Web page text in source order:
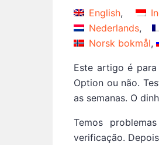
English
Nederlands
Norsk bokmål
Este artigo é
Option ou não.
as semanas. O
Temos
verificação.